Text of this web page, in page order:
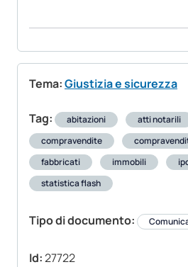
Tema:Giustizia e sicurezza
Tag: abitazioni
atti notarili
compravendite
fabbricati
immobili
statistica flash
Tipo di documento:
Id:27722